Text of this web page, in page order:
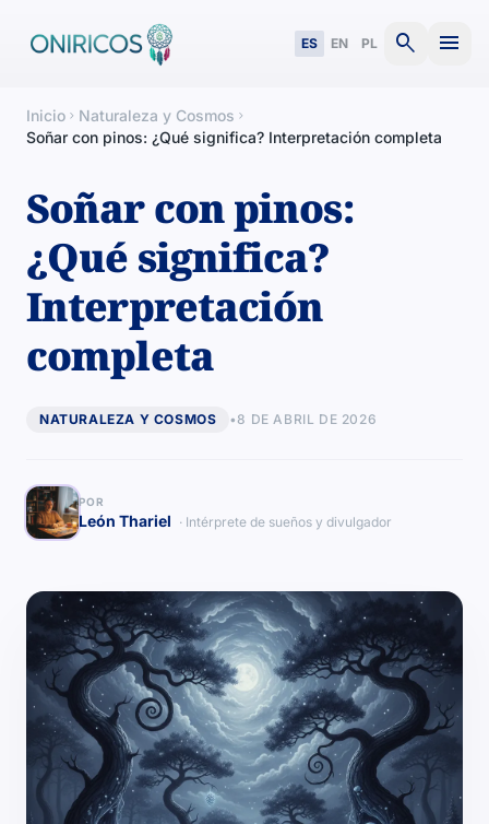
ES EN PL search menu
Inicio chevron_right Naturaleza y Cosmos chevron_right
Soñar con pinos: ¿Qué significa? Interpretación completa
Soñar con pinos:
¿Qué significa?
Interpretación
completa
NATURALEZA Y COSMOS •8 DE ABRIL DE 2026
POR
León Thariel · Intérprete de sueños y divulgador